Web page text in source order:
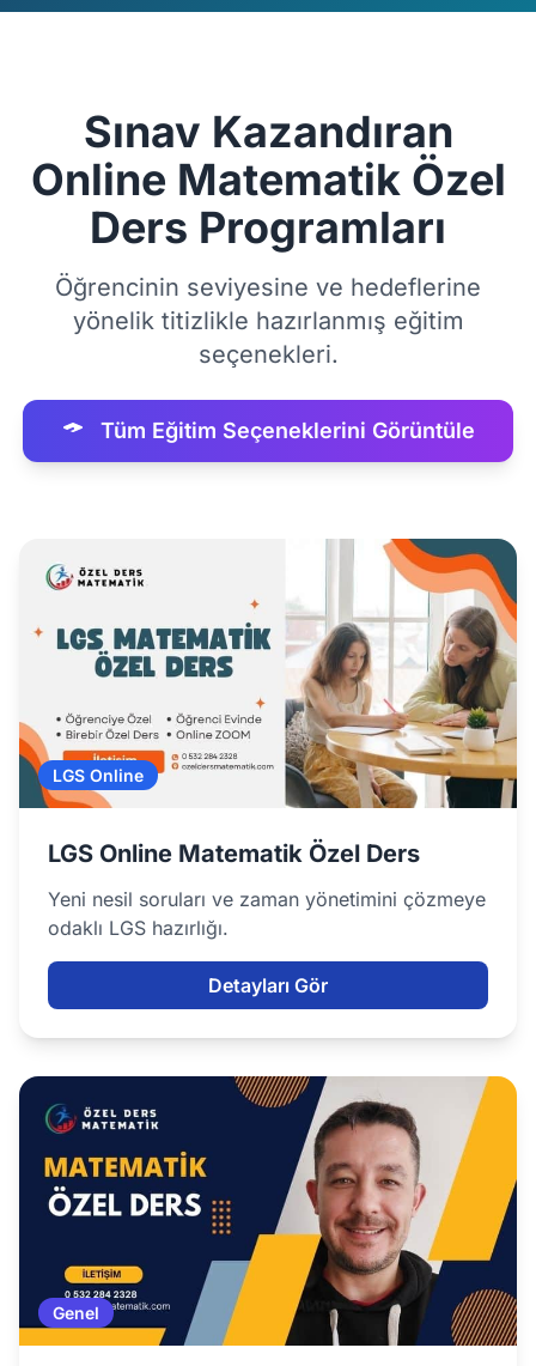
Sınav Kazandıran
Online Matematik Özel
Ders Programları
Öğrencinin seviyesine ve hedeflerine
yönelik titizlikle hazırlanmış eğitim
seçenekleri.
Tüm Eğitim Seçeneklerini Görüntüle
LGS Online
LGS Online Matematik Özel Ders
Yeni nesil soruları ve zaman yönetimini çözmeye
odaklı LGS hazırlığı.
Detayları Gör
Genel